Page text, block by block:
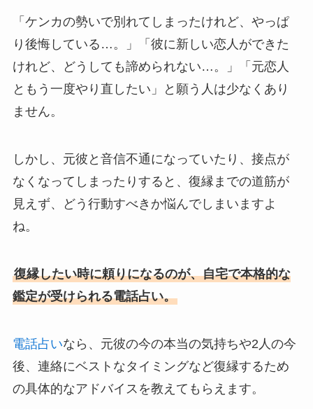
「ケンカの勢いで別れてしまったけれど、やっぱ
り後悔している…。」「彼に新しい恋人ができた
けれど、どうしても諦められない…。」「元恋人
ともう一度やり直したい」と願う人は少なくあり
ません。
しかし、元彼と音信不通になっていたり、接点が
なくなってしまったりすると、復縁までの道筋が
見えず、どう行動すべきか悩んでしまいますよ
ね。
復縁したい時に頼りになるのが、自宅で本格的な
鑑定が受けられる電話占い。
電話占いなら、元彼の今の本当の気持ちや2人の今
後、連絡にベストなタイミングなど復縁するため
の具体的なアドバイスを教えてもらえます。